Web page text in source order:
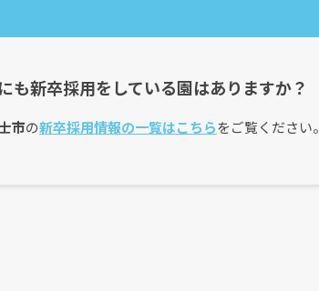
も新卒採用をしている園はありますか？
市の新卒採用情報の一覧はこちらをご覧ください。